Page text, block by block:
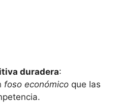
duradera:
foso económico que las